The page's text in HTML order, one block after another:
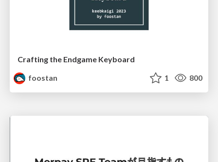
Crafting the Endgame Keyboard
foostan
1 800